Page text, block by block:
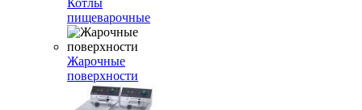
Котлы
пищеварочные
Жарочные
поверхности